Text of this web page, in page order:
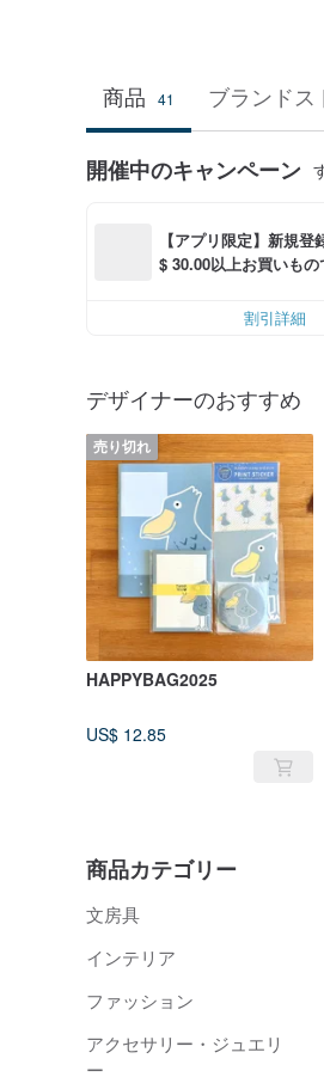
商品 41 ブランドス
開催中のキャンペーン
【アプリ限定】新規
$ 30.00以上お買いもの
割引詳細
デザイナーのおすすめ
売り切れ
HAPPYBAG2025
US$ 12.85
商品カテゴリー
文房具
インテリア
ファッション
アクセサリー・ジュエリ
ー